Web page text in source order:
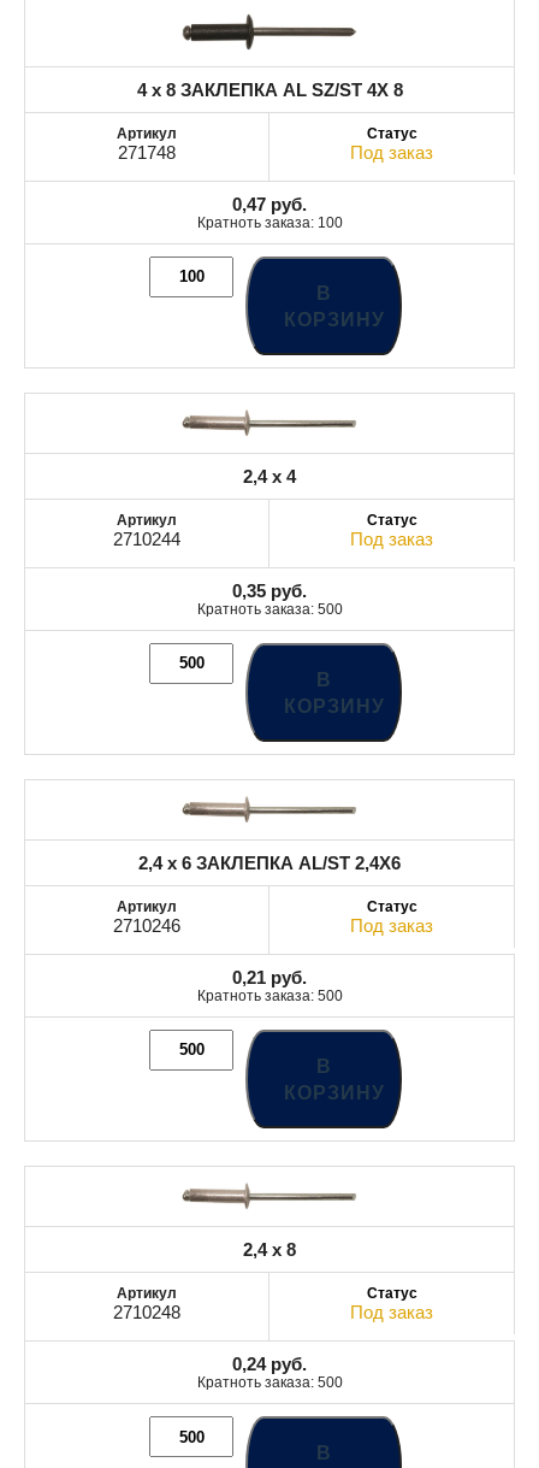
4 x 8 ЗАКЛЕПКА AL SZ/ST 4X 8
271748 Под заказ
0,47 руб.
Кратноть заказа: 100
В
КОРЗИНУ
2,4 x 4
2710244 Под заказ
0,35 руб.
Кратноть заказа: 500
В
КОРЗИНУ
2,4 x 6 ЗАКЛЕПКА AL/ST 2,4X6
2710246 Под заказ
0,21 руб.
Кратноть заказа: 500
В
КОРЗИНУ
2,4 x 8
2710248 Под заказ
0,24 руб.
Кратноть заказа: 500
В